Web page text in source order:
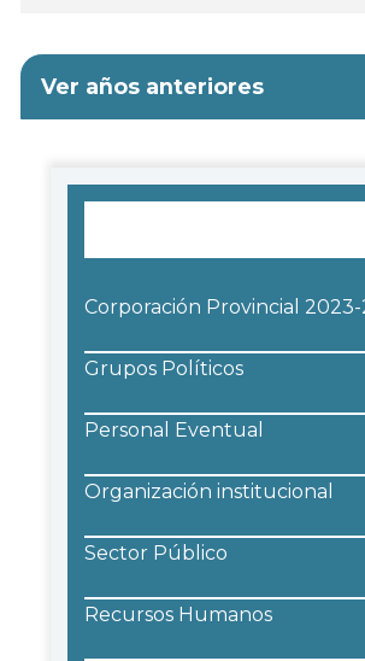
Ver años anteriores
Corporación Provincial
Grupos Políticos
Personal Eventual
Organización institucional
Sector Público
Recursos Humanos